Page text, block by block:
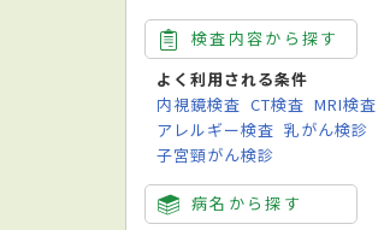
検査内容から探す
よく利用される条件
内視鏡検査 CT検査 MRI検査
アレルギー検査 乳がん検診
子宮頸がん検診
病名から探す